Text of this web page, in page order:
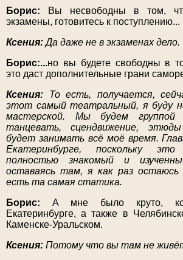
Борис:
Вы несвободны в том,
экзамены, готовитесь к поступлению...
Ксения:Да даже не в экзаменах дело.
Борис:...но вы будете свободны в
это даст дополнительные грани
Ксения: То есть, получается,
этот самый театральный, я буду
мастерской. Мы будем группой
танцевать, сцендвижение,
будет занимать всё моё время.
Екатеринбурге, поскольку
полностью знакомый и
оставаясь там, я как раз остаюсь
есть та самая статика.
Борис: А мне было круто,
Екатеринбурге, а также в
Каменске-Уральском.
Ксения: Потому что вы там не